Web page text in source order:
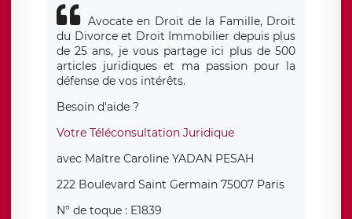
Avocate en Droit de la Famille, Droit
du Divorce et Droit Immobilier depuis plus
de 25 ans, je vous partage ici plus de 500
articles juridiques et ma passion pour la
défense de vos intérêts.
Besoin d'aide ?
Votre Téléconsultation Juridique
avec Maître Caroline YADAN PESAH
222 Boulevard Saint Germain 75007 Paris
N° de toque : E1839